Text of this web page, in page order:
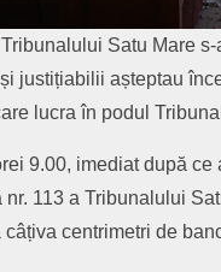
Satu Mare
justițiabilii așteptau
lucra în podul
9.00, imediat după
nr. 113 a Tribunalului
câțiva centrimetri de